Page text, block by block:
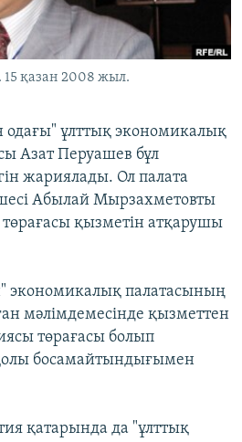
қазан 2008 жыл.
ұлттық экономикалық
Азат Перуашев бұл
жариялады. Ол палата
Абылай Мырзахметовты
қызметін атқарушы
экономикалық палатасының
мәлімдемесінде қызметтен
төрағасы болып
босамайтындығымен
қатарында да "ұлттық